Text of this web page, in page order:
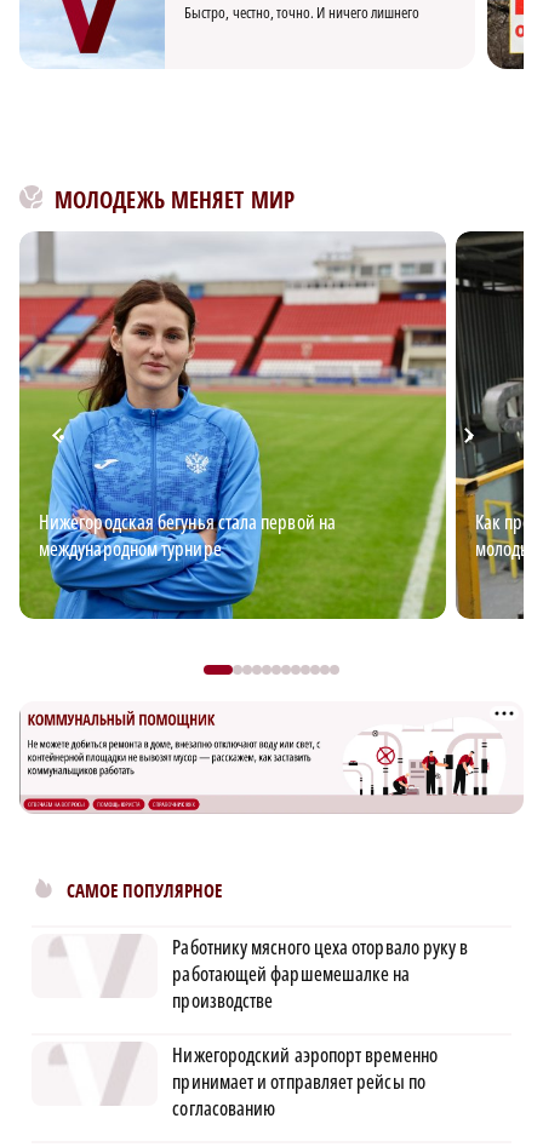
Быстро, честно, точно. И ничего лишнего
МОЛОДЕЖЬ МЕНЯЕТ МИР
Нижегородская бегунья стала первой на
международном турнире
Как
молодых
САМОЕ ПОПУЛЯРНОЕ
Работнику мясного цеха оторвало руку в
работающей фаршемешалке на
производстве
Нижегородский аэропорт временно
принимает и отправляет рейсы по
согласованию